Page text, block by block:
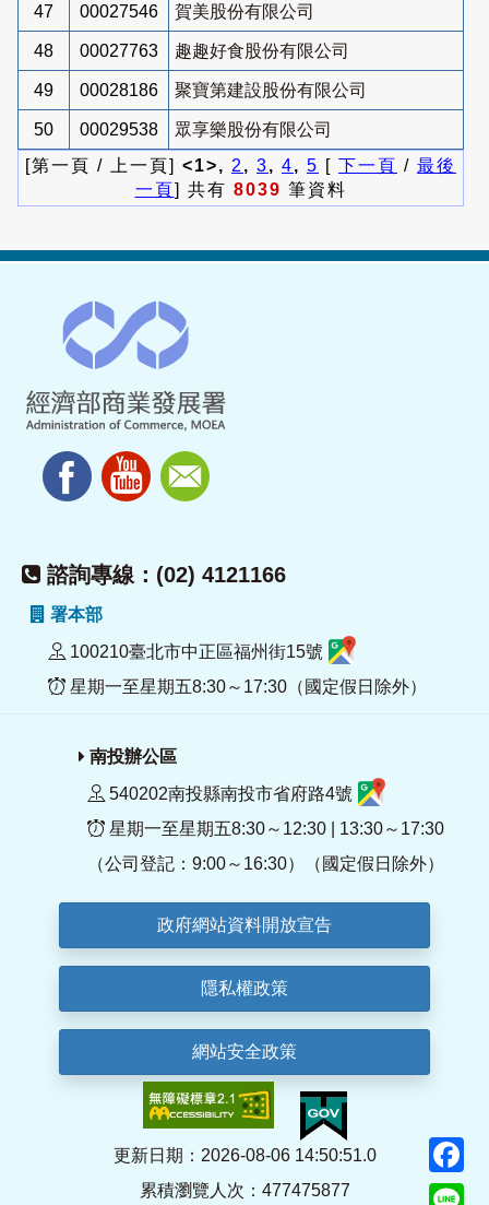
47 00027546 賀美股份有限公司
48 00027763 趣趣好食股份有限公司
49 00028186 聚寶第建設股份有限公司
50 00029538
眾享樂股份有限公司
[第一頁 / 上一頁] <1>, 2 , 3, 4, 5 [ 下一頁 / 最後
一頁] 共有 8039 筆資料
諮詢專線：(02) 4121166
署本部
100210臺北市中正區福州街15號
星期一至星期五8:30～17:30（國定假日除外）
南投辦公區
540202南投縣南投市省府路4號
星期一至星期五8:30～12:30 | 13:30～17:30
（公司登記：9:00～16:30）（國定假日除外）
政府網站資料開放宣告
隱私權政策
網站安全政策
更新日期：2026-08-06 14:50:51.0
累積瀏覽人次：477475877